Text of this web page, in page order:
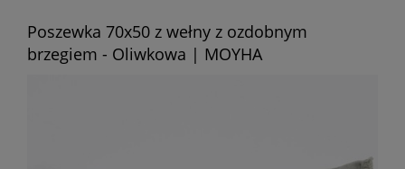
Poszewka 70x50 z wełny z ozdobnym
brzegiem - Oliwkowa | MOYHA